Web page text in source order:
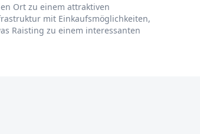
Ort zu einem attraktiven
mit Einkaufsmöglichkeiten,
Raisting zu einem interessanten